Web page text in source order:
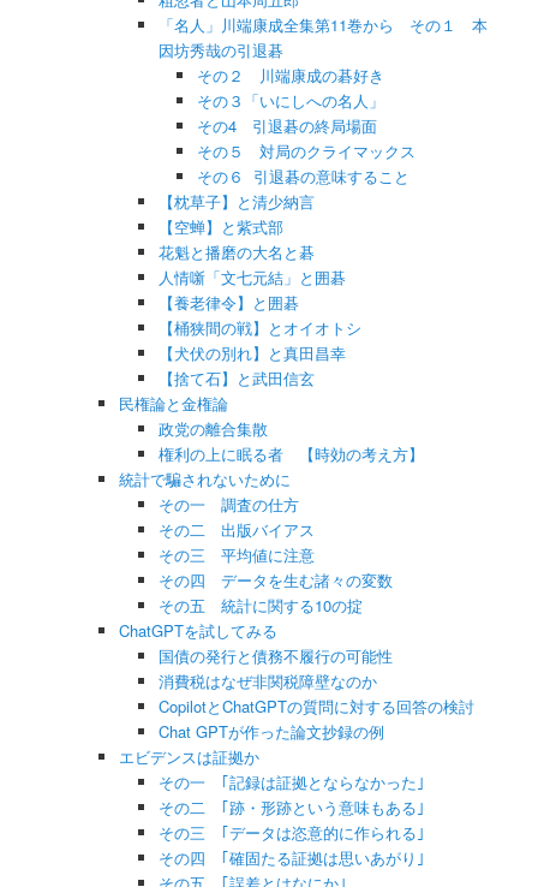
「名人」川端康成全集第11巻から その１ 本
因坊秀哉の引退碁
その２ 川端康成の碁好き
その３「いにしへの名人」
その4 引退碁の終局場面
その５ 対局のクライマックス
その６ 引退碁の意味すること
【枕草子】と清少納言
【空蝉】と紫式部
花魁と播磨の大名と碁
人情噺「文七元結」と囲碁
【養老律令】と囲碁
【桶狭間の戦】とオイオトシ
【犬伏の別れ】と真田昌幸
【捨て石】と武田信玄
民権論と金権論
政党の離合集散
権利の上に眠る者 【時効の考え方】
統計で騙されないために
その一 調査の仕方
その二 出版バイアス
その三 平均値に注意
その四 データを生む諸々の変数
その五 統計に関する10の掟
ChatGPTを試してみる
国債の発行と債務不履行の可能性
消費税はなぜ非関税障壁なのか
CopilotとChatGPTの質問に対する回答の検討
Chat GPTが作った論文抄録の例
エビデンスは証拠か
その一 ｢記録は証拠とならなかった｣
その二 ｢跡・形跡という意味もある｣
その三 ｢データは恣意的に作られる｣
その四 ｢確固たる証拠は思いあがり｣